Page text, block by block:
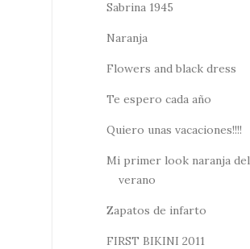
Sabrina 1945
Naranja
Flowers and black dress
Te espero cada año
Quiero unas vacaciones!!!!
Mi primer look naranja del
verano
Zapatos de infarto
FIRST BIKINI 2011